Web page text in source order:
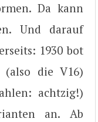
Da kann
Und darauf
1930 bot
die V16)
achtzig!)
an. Ab